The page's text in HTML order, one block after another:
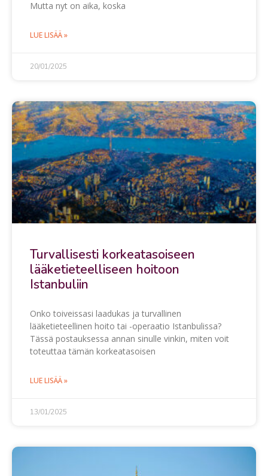
Mutta nyt on aika, koska
LUE LISÄÄ »
20/01/2025
Turvallisesti korkeatasoiseen
lääketieteelliseen hoitoon
Istanbuliin
Onko toiveissasi laadukas ja turvallinen
lääketieteellinen hoito tai -operaatio Istanbulissa?
Tässä postauksessa annan sinulle vinkin, miten voit
toteuttaa tämän korkeatasoisen
LUE LISÄÄ »
13/01/2025